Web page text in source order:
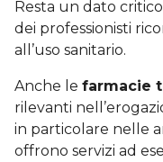
Resta un dato
dei professionisti
all’uso sanitario.
Anche le farmacie
rilevanti
in particolare nelle
offrono servizi ad